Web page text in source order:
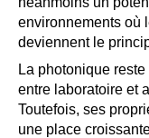
environnements où
deviennent le
La photonique
entre laboratoire et
Toutefois, ses
une place